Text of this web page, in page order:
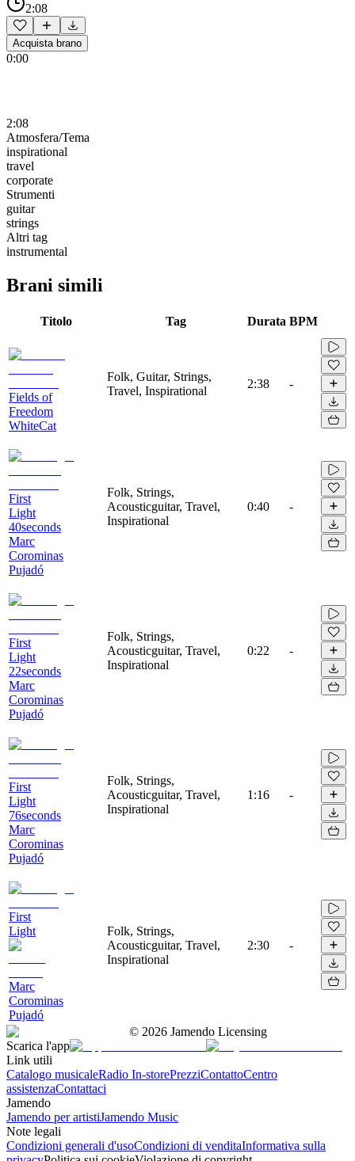
2:08
Acquista brano
0:00
2:08
Atmosfera/Tema
inspirational
travel
corporate
Strumenti
guitar
strings
Altri tag
instrumental
Brani simili
Titolo Tag Durata BPM
Fields of
Freedom
WhiteCat
Folk, Guitar, Strings,
Travel, Inspirational
2:38 -
First
Light
40seconds
Marc
Corominas
Pujadó
Folk, Strings,
Acousticguitar, Travel,
Inspirational
0:40 -
First
Light
22seconds
Marc
Corominas
Pujadó
Folk, Strings,
Acousticguitar, Travel,
Inspirational
0:22 -
First
Light
76seconds
Marc
Corominas
Pujadó
Folk, Strings,
Acousticguitar, Travel,
Inspirational
1:16 -
First
Light
Marc
Corominas
Pujadó
Folk, Strings,
Acousticguitar, Travel,
Inspirational
2:30 -
© 2026 Jamendo Licensing
Scarica l'app
Link utili
Catalogo musicaleRadio In-storePrezziContattoCentro
assistenzaContattaci
Jamendo
Jamendo per artistiJamendo Music
Note legali
Condizioni generali d'usoCondizioni di venditaInformativa sulla